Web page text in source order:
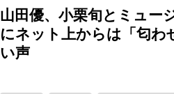
山田優、小栗旬とミュー
にネット上からは「匂わ
い声